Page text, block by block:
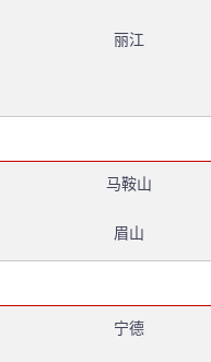
丽江
马鞍山
眉山
宁德